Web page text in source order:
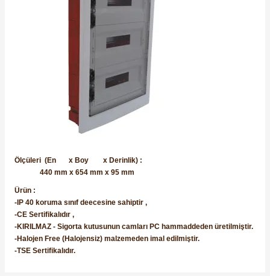
Ölçüleri (En x Boy x Derinlik) :
440 mm x 654 mm x 95 mm
Ürün :
-IP 40 koruma sınıf deecesine sahiptir ,
-CE Sertifikalıdır ,
-KIRILMAZ - Sigorta kutusunun camları PC hammaddeden üretilmiştir.
-Halojen Free (Halojensiz) malzemeden imal edilmiştir.
-TSE Sertifikalıdır.